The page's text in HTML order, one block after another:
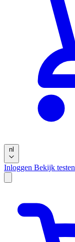
nl
Inloggen Bekijk testen